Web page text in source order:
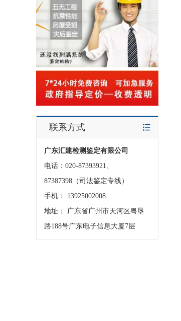
联系方式
广东汇建检测鉴定有限公司
电话：020-87393921、
87387398（司法鉴定专线）
手机： 13925002008
地址： 广东省广州市天河区粤垦
路188号广东电子信息大厦7层